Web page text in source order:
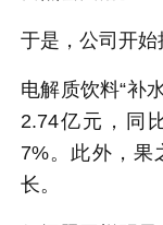
于是，公司开始
电解质饮料“补
2.74亿元，同
7%。此外，果
长。